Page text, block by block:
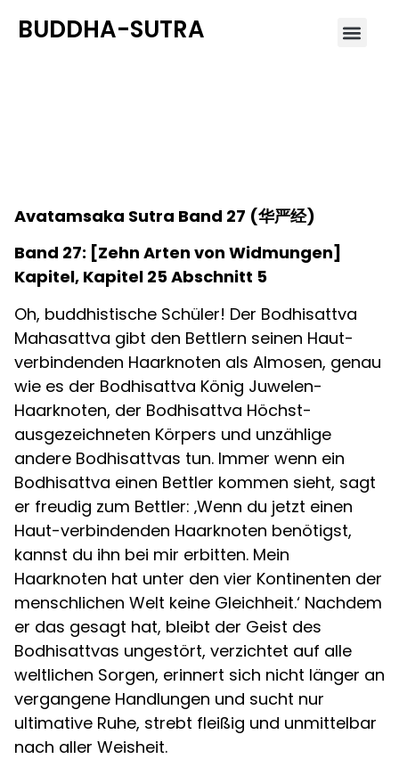
BUDDHA-SUTRA
Avatamsaka Sutra Band 27 (华严经)
Band 27: [Zehn Arten von Widmungen]
Kapitel, Kapitel 25 Abschnitt 5
Oh, buddhistische Schüler! Der Bodhisattva
Mahasattva gibt den Bettlern seinen Haut-
verbindenden Haarknoten als Almosen, genau
wie es der Bodhisattva König Juwelen-
Haarknoten, der Bodhisattva Höchst-
ausgezeichneten Körpers und unzählige
andere Bodhisattvas tun. Immer wenn ein
Bodhisattva einen Bettler kommen sieht, sagt
er freudig zum Bettler: ‚Wenn du jetzt einen
Haut-verbindenden Haarknoten benötigst,
kannst du ihn bei mir erbitten. Mein
Haarknoten hat unter den vier Kontinenten der
menschlichen Welt keine Gleichheit.‘ Nachdem
er das gesagt hat, bleibt der Geist des
Bodhisattvas ungestört, verzichtet auf alle
weltlichen Sorgen, erinnert sich nicht länger an
vergangene Handlungen und sucht nur
ultimative Ruhe, strebt fleißig und unmittelbar
nach aller Weisheit.